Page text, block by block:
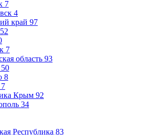
7
4
край 97
52
7
область 93
50
8
7
Крым 92
34
Республика 83